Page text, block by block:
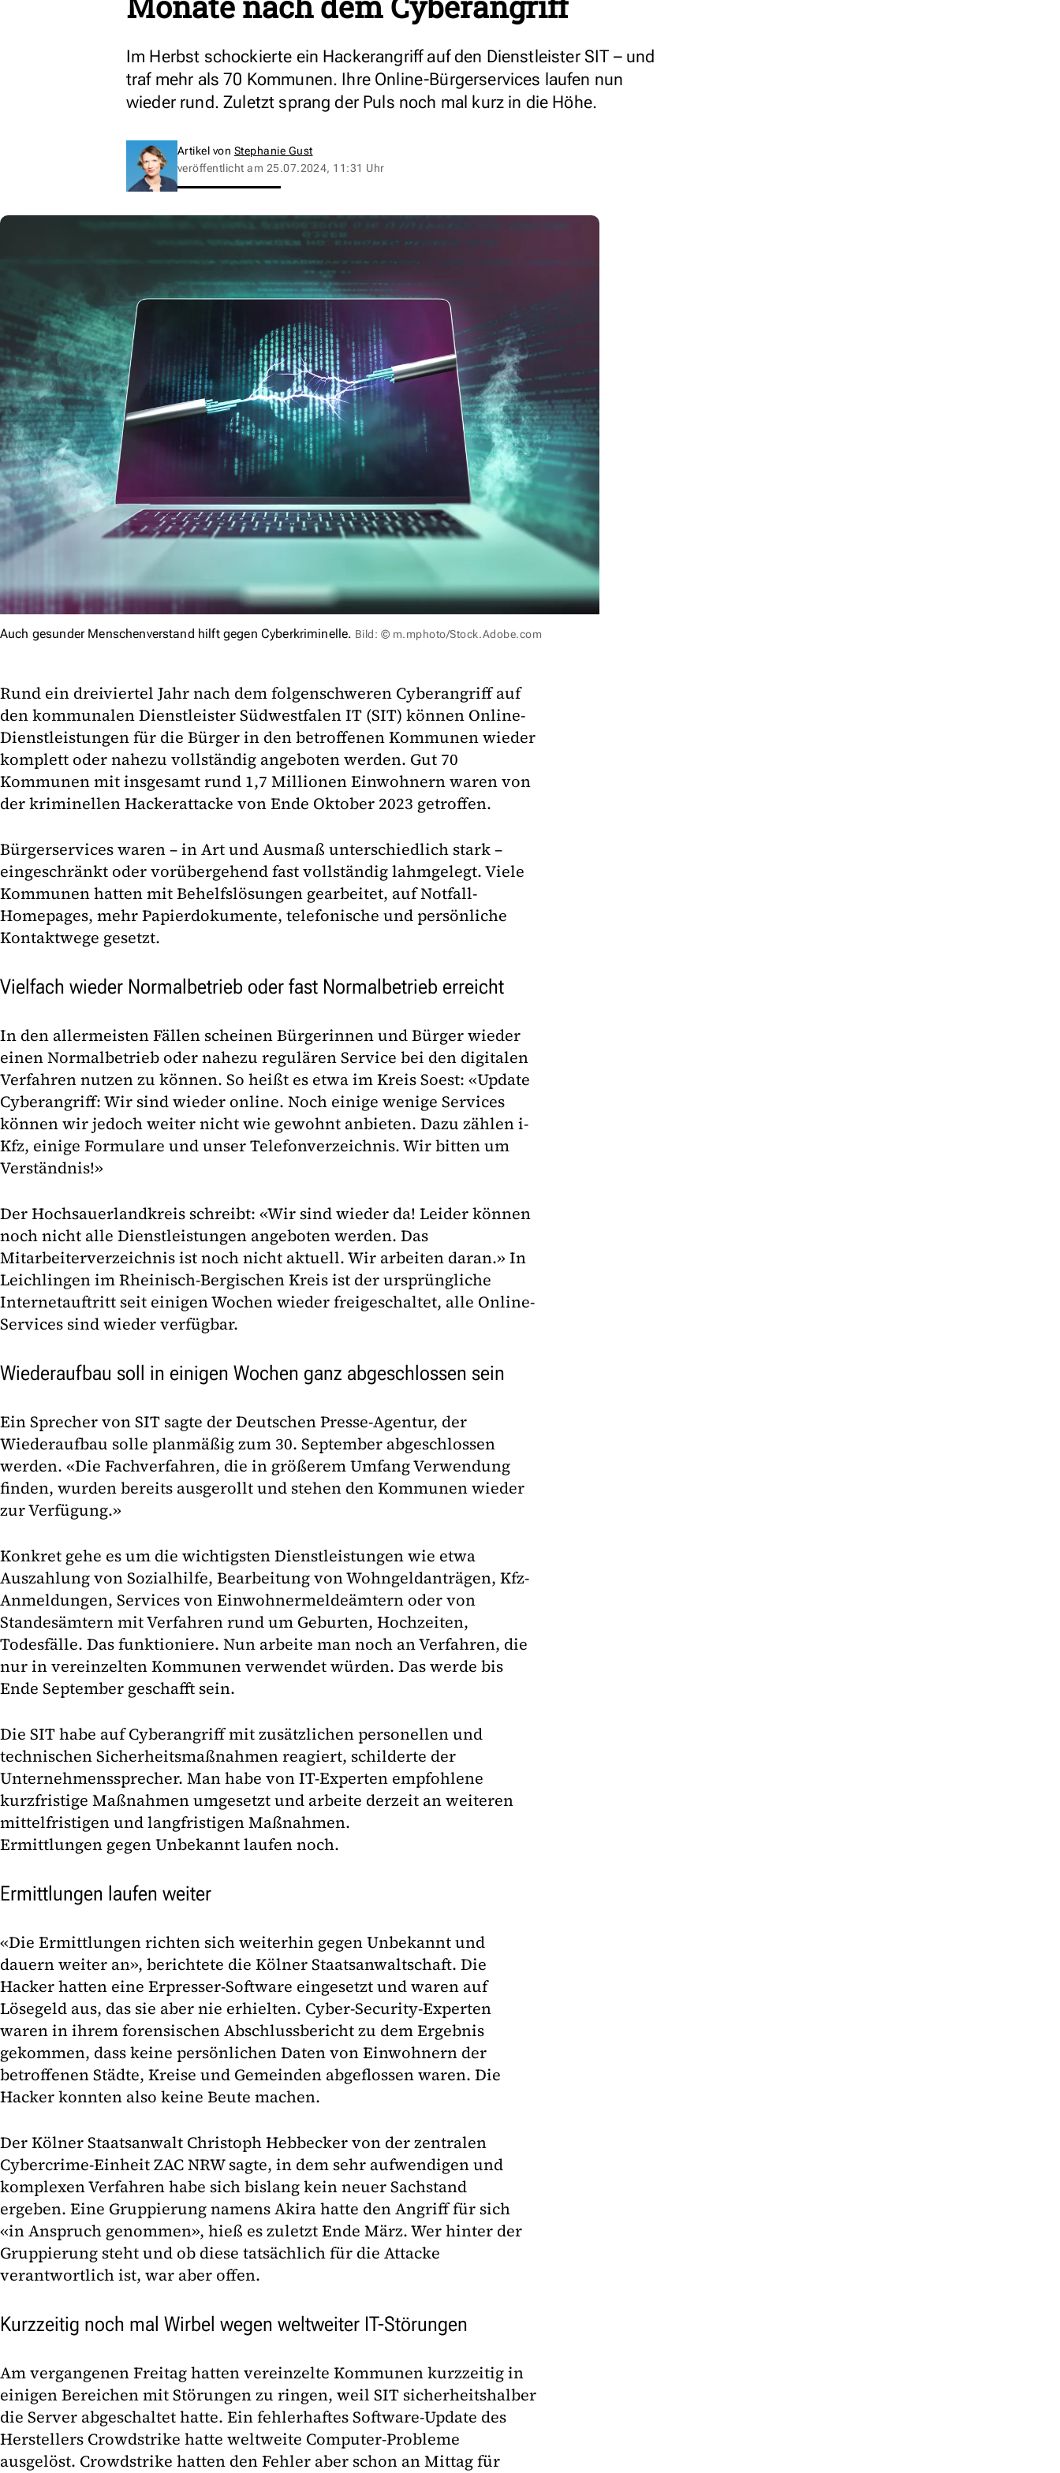
Im Herbst schockierte ein Hackerangriff auf den Dienstleister SIT – und
traf mehr als 70 Kommunen. Ihre Online-Bürgerservices laufen nun
wieder rund. Zuletzt sprang der Puls noch mal kurz in die Höhe.
Artikel von Stephanie Gust
veröffentlicht am 25.07.2024, 11:31 Uhr
Auch gesunder Menschenverstand hilft gegen Cyberkriminelle. Bild: © m.mphoto/Stock.Adobe.com
Rund ein dreiviertel Jahr nach dem folgenschweren Cyberangriff auf
den kommunalen Dienstleister Südwestfalen IT (SIT) können Online-
Dienstleistungen für die Bürger in den betroffenen Kommunen wieder
komplett oder nahezu vollständig angeboten werden. Gut 70
Kommunen mit insgesamt rund 1,7 Millionen Einwohnern waren von
der kriminellen Hackerattacke von Ende Oktober 2023 getroffen.
Bürgerservices waren – in Art und Ausmaß unterschiedlich stark –
eingeschränkt oder vorübergehend fast vollständig lahmgelegt. Viele
Kommunen hatten mit Behelfslösungen gearbeitet, auf Notfall-
Homepages, mehr Papierdokumente, telefonische und persönliche
Kontaktwege gesetzt.
Vielfach wieder Normalbetrieb oder fast Normalbetrieb erreicht
In den allermeisten Fällen scheinen Bürgerinnen und Bürger wieder
einen Normalbetrieb oder nahezu regulären Service bei den digitalen
Verfahren nutzen zu können. So heißt es etwa im Kreis Soest: «Update
Cyberangriff: Wir sind wieder online. Noch einige wenige Services
können wir jedoch weiter nicht wie gewohnt anbieten. Dazu zählen i-
Kfz, einige Formulare und unser Telefonverzeichnis. Wir bitten um
Verständnis!»
Der Hochsauerlandkreis schreibt: «Wir sind wieder da! Leider können
noch nicht alle Dienstleistungen angeboten werden. Das
Mitarbeiterverzeichnis ist noch nicht aktuell. Wir arbeiten daran.» In
Leichlingen im Rheinisch-Bergischen Kreis ist der ursprüngliche
Internetauftritt seit einigen Wochen wieder freigeschaltet, alle Online-
Services sind wieder verfügbar.
Wiederaufbau soll in einigen Wochen ganz abgeschlossen sein
Ein Sprecher von SIT sagte der Deutschen Presse-Agentur, der
Wiederaufbau solle planmäßig zum 30. September abgeschlossen
werden. «Die Fachverfahren, die in größerem Umfang Verwendung
finden, wurden bereits ausgerollt und stehen den Kommunen wieder
zur Verfügung.»
Konkret gehe es um die wichtigsten Dienstleistungen wie etwa
Auszahlung von Sozialhilfe, Bearbeitung von Wohngeldanträgen, Kfz-
Anmeldungen, Services von Einwohnermeldeämtern oder von
Standesämtern mit Verfahren rund um Geburten, Hochzeiten,
Todesfälle. Das funktioniere. Nun arbeite man noch an Verfahren, die
nur in vereinzelten Kommunen verwendet würden. Das werde bis
Ende September geschafft sein.
Die SIT habe auf Cyberangriff mit zusätzlichen personellen und
technischen Sicherheitsmaßnahmen reagiert, schilderte der
Unternehmenssprecher. Man habe von IT-Experten empfohlene
kurzfristige Maßnahmen umgesetzt und arbeite derzeit an weiteren
mittelfristigen und langfristigen Maßnahmen.
Ermittlungen gegen Unbekannt laufen noch.
Ermittlungen laufen weiter
«Die Ermittlungen richten sich weiterhin gegen Unbekannt und
dauern weiter an», berichtete die Kölner Staatsanwaltschaft. Die
Hacker hatten eine Erpresser-Software eingesetzt und waren auf
Lösegeld aus, das sie aber nie erhielten. Cyber-Security-Experten
waren in ihrem forensischen Abschlussbericht zu dem Ergebnis
gekommen, dass keine persönlichen Daten von Einwohnern der
betroffenen Städte, Kreise und Gemeinden abgeflossen waren. Die
Hacker konnten also keine Beute machen.
Der Kölner Staatsanwalt Christoph Hebbecker von der zentralen
Cybercrime-Einheit ZAC NRW sagte, in dem sehr aufwendigen und
komplexen Verfahren habe sich bislang kein neuer Sachstand
ergeben. Eine Gruppierung namens Akira hatte den Angriff für sich
«in Anspruch genommen», hieß es zuletzt Ende März. Wer hinter der
Gruppierung steht und ob diese tatsächlich für die Attacke
verantwortlich ist, war aber offen.
Kurzzeitig noch mal Wirbel wegen weltweiter IT-Störungen
Am vergangenen Freitag hatten vereinzelte Kommunen kurzzeitig in
einigen Bereichen mit Störungen zu ringen, weil SIT sicherheitshalber
die Server abgeschaltet hatte. Ein fehlerhaftes Software-Update des
Herstellers Crowdstrike hatte weltweite Computer-Probleme
ausgelöst. Crowdstrike hatten den Fehler aber schon an Mittag für